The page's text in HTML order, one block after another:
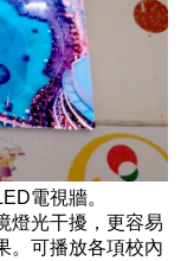
電視牆。
燈光干擾，更容易
。可播放各項校內